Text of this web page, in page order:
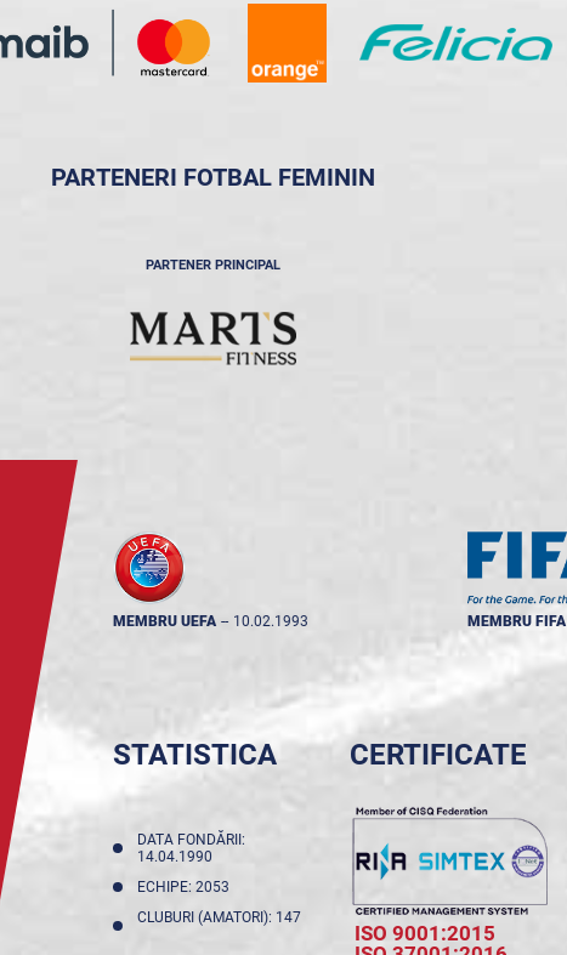
PARTENERI FOTBAL FEMININ
PARTENER PRINCIPAL
MEMBRU UEFA -- 10.02.1993 MEMBRU FIFA
STATISTICA
DATA FONDĂRII:
14.04.1990
ECHIPE: 2053
CLUBURI (AMATORI): 147
CERTIFICATE
ISO 9001:2015